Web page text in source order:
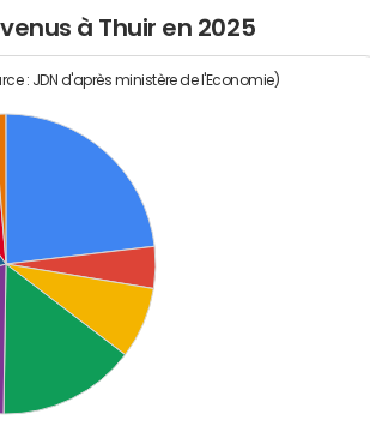
à Thuir en 2025
: JDN d'après ministère de l'Economie)